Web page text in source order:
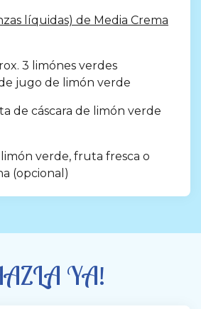
líquidas) de Media Crema
3 limónes verdes
jugo de limón verde
de cáscara de limón verde
limón verde, fruta fresca o
(opcional)
YA!